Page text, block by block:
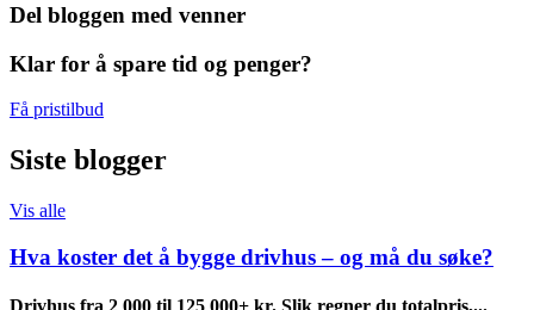
Del bloggen med venner
Klar for å spare tid og penger?
Få pristilbud
Siste blogger
Vis alle
Hva koster det å bygge drivhus – og må du søke?